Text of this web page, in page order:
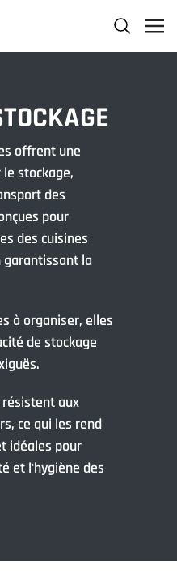
offrent une
stockage,
des
pour
des cuisines
garantissant la
à organiser, elles
de stockage
aux
ce qui les rend
idéales pour
et l'hygiène des